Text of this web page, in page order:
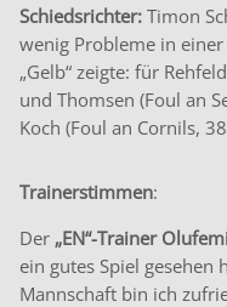
Schiedsrichter: Timon
wenig Probleme in
„Gelb“ zeigte: für
und Thomsen (Foul an
Koch (Foul an Cornils,
Trainerstimmen:
Der „EN“-Trainer
ein gutes Spiel
Mannschaft bin ich